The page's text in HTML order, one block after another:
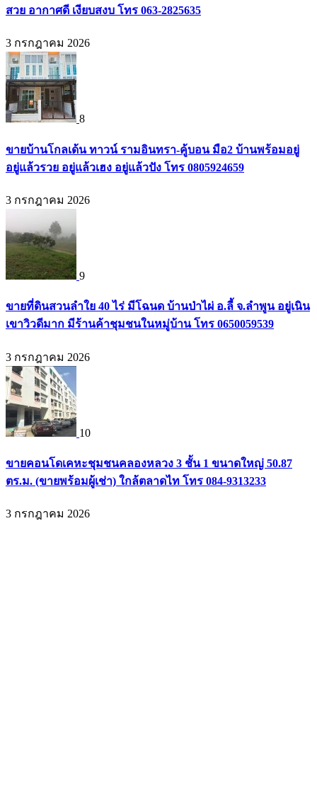
สวย อากาศดี เงียบสงบ โทร 063-2825635
3 กรกฎาคม 2026
8
ขายบ้านโกลเด้น ทาวน์ รามอินทรา-คู้บอน มือ2 บ้านพร้อมอยู่
อยู่แล้วรวย อยู่แล้วเฮง อยู่แล้วปัง โทร 0805924659
3 กรกฎาคม 2026
9
ขายที่ดินสวนลำใย 40 ไร่ มีโฉนด บ้านป่าไผ่ อ.ลี้ จ.ลำพูน อยู่เนิน
เขาวิวดีมาก มีร้านค้าชุมชนในหมู่บ้าน โทร 0650059539
3 กรกฎาคม 2026
10
ขายคอนโดเคหะชุมชนคลองหลวง 3 ชั้น 1 ขนาดใหญ่ 50.87
ตร.ม. (ขายพร้อมผู้เช่า) ใกล้ตลาดไท โทร 084-9313233
3 กรกฎาคม 2026